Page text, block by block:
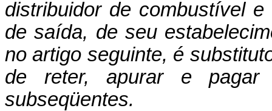
distribuidor de combustível
de saída, de seu
no artigo se­guinte, é
de re­ter, apurar e pagar
subseqüentes.